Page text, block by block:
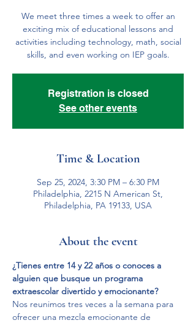
We meet three times a week to offer an
exciting mix of educational lessons and
activities including technology, math, social
skills, and even working on IEP goals.
Registration is closed
See other events
Time & Location
Sep 25, 2024, 3:30 PM – 6:30 PM
Philadelphia, 2215 N American St,
Philadelphia, PA 19133, USA
About the event
¿Tienes entre 14 y 22 años o conoces a
alguien que busque un programa
extraescolar divertido y emocionante?
Nos reunimos tres veces a la semana para
ofrecer una mezcla emocionante de